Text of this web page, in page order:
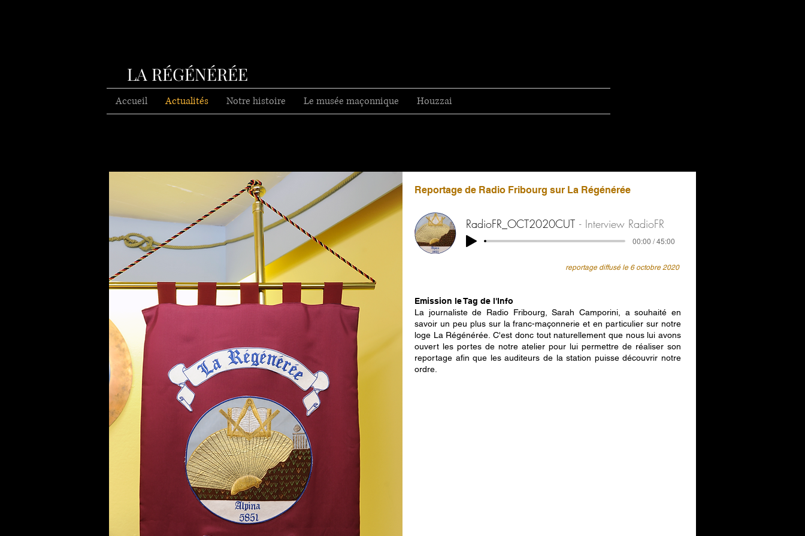
Accueil Actualités Notre histoire Le musée maçonnique Houzzai
LA RÉGÉNÉRÉE
Reportage de Radio Fribourg sur La Régénérée
reportage diffusé le 6 octobre 2020
Emission le Tag de l'Info
La journaliste de Radio Fribourg, Sarah Camporini, a souhaité en
savoir un peu plus sur la franc-maçonnerie et en particulier sur notre
loge La Régénérée. C'est donc tout naturellement que nous lui avons
ouvert les portes de notre atelier pour lui permettre de réaliser son
reportage afin que les auditeurs de la station puisse découvrir notre
ordre.
RadioFR_OCT2020CUT Interview RadioFR
00:00 / 45:00